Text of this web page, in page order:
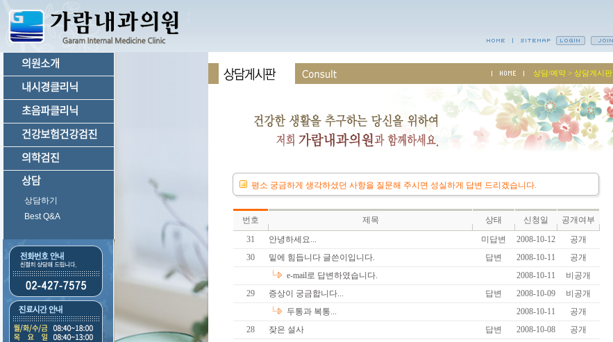
상담하기
Best Q&A
상담/예약 > 상담게시판
평소 궁금하게 생각하셨던 사항을 질문해 주시면 성실하게 답변 드리겠습니다.
번호 제목 상태 신청일
공개여부
31
안녕하세요... 미답변 2008-10-12
공개
30
밑에 힘듭니다 글쓴이입니다. 답변 2008-10-11
공개
e-mail로 답변하였습니다.
2008-10-11
비공개
29
증상이 궁금합니다... 답변 2008-10-09
비공개
두통과 복통...
2008-10-11
공개
28
잦은 설사 답변 2008-10-08
공개